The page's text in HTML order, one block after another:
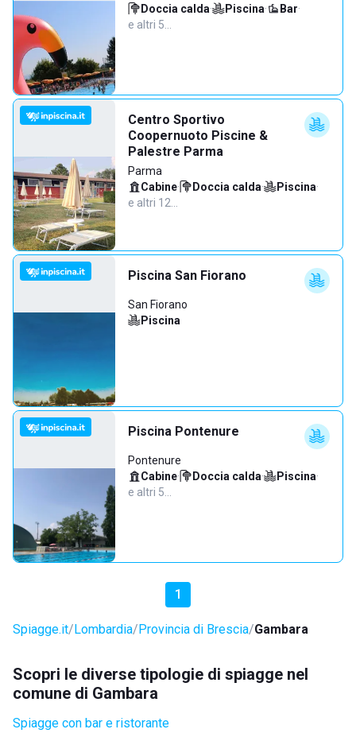
Doccia calda· Piscina· Bar·
e altri 5…
Centro Sportivo
Coopernuoto Piscine &
Palestre Parma
Parma
Cabine· Doccia calda· Piscina·
e altri 12…
Piscina San Fiorano
San Fiorano
Piscina
Piscina Pontenure
Pontenure
Cabine· Doccia calda· Piscina·
e altri 5…
1
Spiagge.it Lombardia Provincia di Brescia Gambara
Scopri le diverse tipologie di spiagge nel
comune di Gambara
Spiagge con bar e ristorante